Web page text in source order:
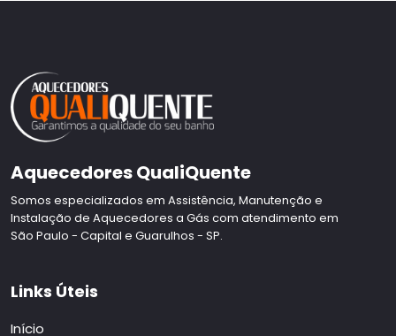
Aquecedores QualiQuente
Somos especializados em Assistência, Manutenção e
Instalação de Aquecedores a Gás com atendimento em
São Paulo - Capital e Guarulhos - SP.
Links Úteis
Início